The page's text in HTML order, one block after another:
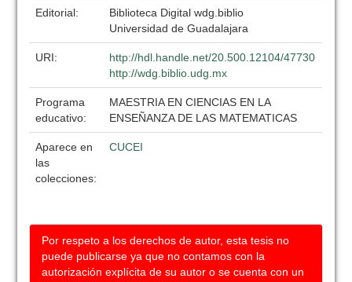
Editorial:
Biblioteca Digital wdg.biblio
Universidad de Guadalajara
URI:
http://hdl.handle.net/20.500.12104/47730
http://wdg.biblio.udg.mx
Programa
educativo:
MAESTRIA EN CIENCIAS EN LA
ENSEÑANZA DE LAS MATEMATICAS
Aparece en
las
colecciones:
CUCEI
Por respeto a los derechos de autor, esta tesis no
puede publicarse ya que no contamos con la
autorización explícita de su autor o se cuenta con un